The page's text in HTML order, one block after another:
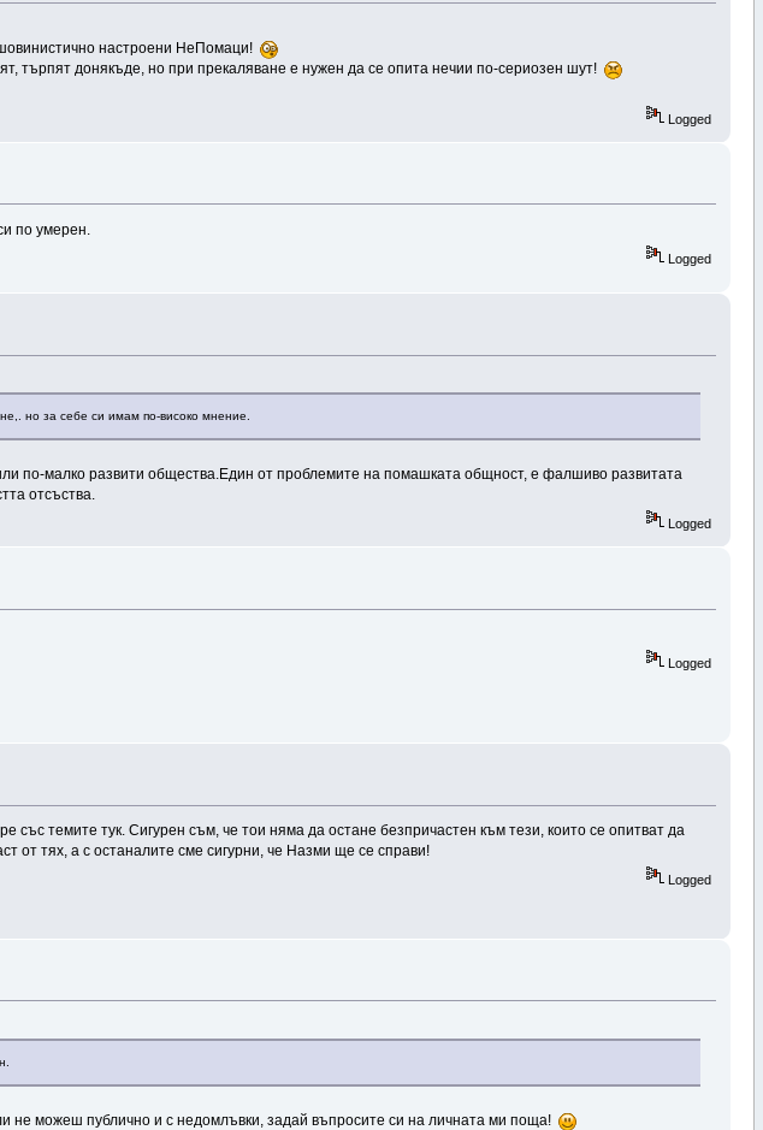
настроени НеПомаци!
търпят донякъде, но при прекаляване е нужен да се опита нечии по-сериозен шут!
Logged
по умерен.
Logged
но за себе си имам по-високо мнение.
по-малко развити общества.Един от проблемите на помашката общност, е фалшиво развитата
отсъства.
Logged
Logged
темите тук. Сигурен съм, че тои няма да остане безпричастен към тези, които се опитват да
от тях, а с останалите сме сигурни, че Назми ще се справи!
Logged
не можеш публично и с недомлъвки, задай въпросите си на личната ми поща!